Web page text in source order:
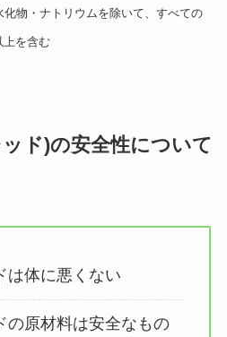
物・ナトリウムを除いて、すべての
を含む
ド)の安全性について
は体に悪くない
の原材料は安全なもの